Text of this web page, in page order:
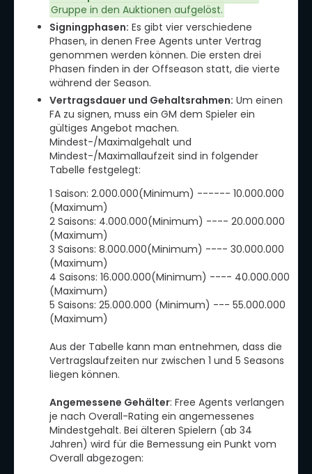
Gruppe in den Auktionen aufgelöst.
Signingphasen: Es gibt vier verschiedene
Phasen, in denen Free Agents unter Vertrag
genommen werden können. Die ersten drei
Phasen finden in der Offseason statt, die vierte
während der Season.
Vertragsdauer und Gehaltsrahmen: Um einen
FA zu signen, muss ein GM dem Spieler ein
gültiges Angebot machen.
Mindest-/Maximalgehalt und
Mindest-/Maximallaufzeit sind in folgender
Tabelle festgelegt:
1 Saison: 2.000.000(Minimum) ------ 10.000.000
(Maximum)
2 Saisons: 4.000.000(Minimum) ---- 20.000.000
(Maximum)
3 Saisons: 8.000.000(Minimum) ---- 30.000.000
(Maximum)
4 Saisons: 16.000.000(Minimum) ---- 40.000.000
(Maximum)
5 Saisons: 25.000.000 (Minimum) --- 55.000.000
(Maximum)
Aus der Tabelle kann man entnehmen, dass die
Vertragslaufzeiten nur zwischen 1 und 5 Seasons
liegen können.
Angemessene Gehälter: Free Agents verlangen
je nach Overall-Rating ein angemessenes
Mindestgehalt. Bei älteren Spielern (ab 34
Jahren) wird für die Bemessung ein Punkt vom
Overall abgezogen: